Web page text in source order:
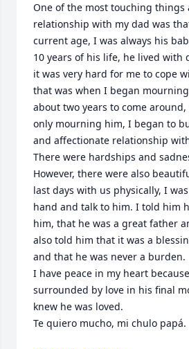
One of the most touching things
relationship with my dad was
current age, I was always his
10 years of his life, he lived with
it was very hard for me to cope
that was when I began
about two years to come
only mourning him, I began to
and affectionate relationship
There were hardships and
However, there were also
last days with us physically, I
hand and talk to him. I told him
him, that he was a great father
also told him that it was a
and that he was never a burden.
I have peace in my heart
surrounded by love in his final
knew he was loved.
Te quiero mucho, mi chulo papá.